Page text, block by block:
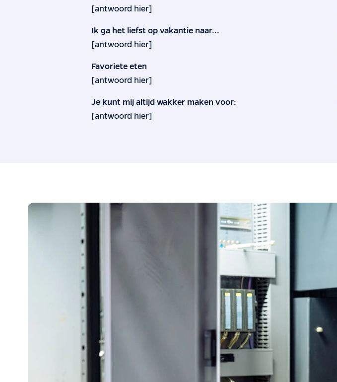
[antwoord hier]
Ik ga het liefst op vakantie naar...
[antwoord hier]
Favoriete eten
[antwoord hier]
Je kunt mij altijd wakker maken voor:
[antwoord hier]